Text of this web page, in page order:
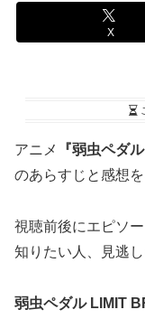
X
アニメ 『弱虫ペダ
のあらすじと感想
視聴前後にエピソ
知りたい人、見逃
弱虫ペダル LIMIT